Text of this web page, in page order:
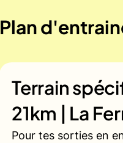
Plan
Terrain
21km | La
Pour tes sorties en